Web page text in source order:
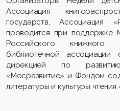
Ассоциация
государств, Ассоциация
проводится при поддержке
Российского
библиотечной
дирекцией по
«Мосразвитие» и Фондом
литературы и культуры